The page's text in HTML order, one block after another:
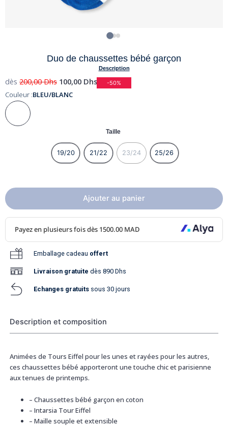
Duo de chaussettes bébé garçon
Description
dès 200,00Dhs 100,00 Dhs -50%
Couleur :BLEU/BLANC
Taille
19/20 21/22 23/24 25/26
Ajouter au panier
Emballage cadeau offert
Livraison gratuite dès 890 Dhs
Echanges gratuits sous 30 jours
Description et composition
Animées de Tours Eiffel pour les unes et rayées pour les autres,
ces chaussettes bébé apporteront une touche chic et parisienne
aux tenues de printemps.
– Chaussettes bébé garçon en coton
– Intarsia Tour Eiffel
– Maille souple et extensible